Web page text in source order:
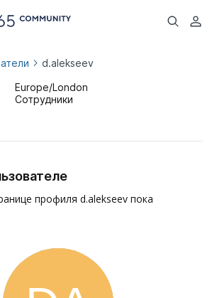
d.alekseev
Europe/London
Сотрудники
профиля d.alekseev пока